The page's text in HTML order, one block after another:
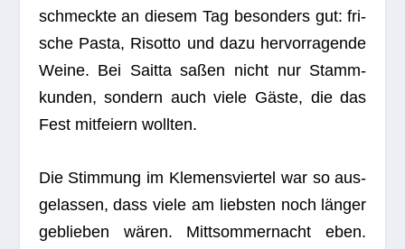
schmeckte an die­sem Tag beson­ders gut: fri­
sche Pasta, Risotto und dazu her­vor­ra­gende
Weine. Bei Saitta saßen nicht nur Stamm­
kun­den, son­dern auch viele Gäste, die das
Fest mit­fei­ern wollten.
Die Stim­mung im Kle­mens­vier­tel war so aus­
ge­las­sen, dass viele am liebs­ten noch län­ger
geblie­ben wären. Mitt­som­mer­nacht eben.